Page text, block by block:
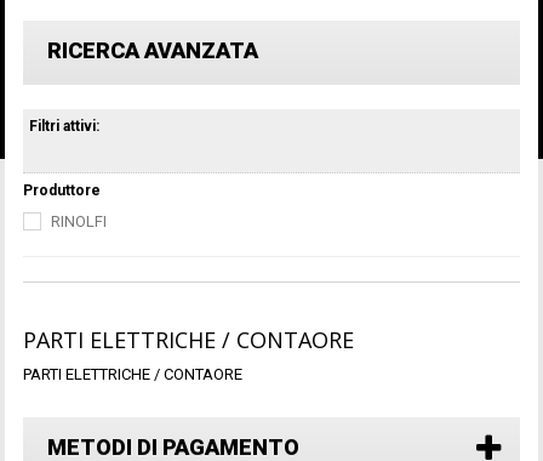
RICERCA AVANZATA
Filtri attivi:
Produttore
RINOLFI
PARTI ELETTRICHE / CONTAORE
PARTI ELETTRICHE / CONTAORE
METODI DI PAGAMENTO